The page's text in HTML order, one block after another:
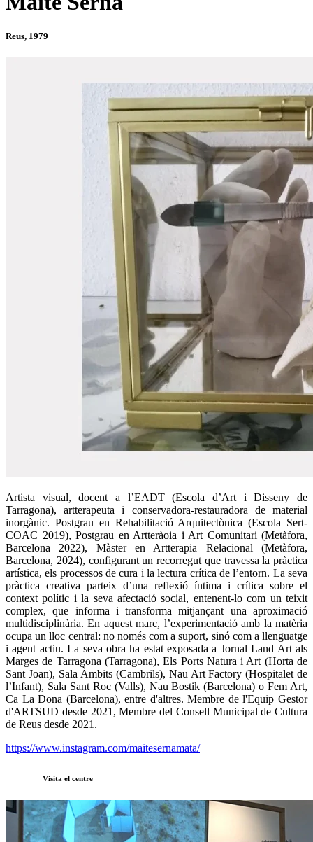
Reus, 1979
Artista visual, docent a l’EADT (Escola d’Art i Disseny de
Tarragona), artterapeuta i conservadora-restauradora de material
inorgànic. Postgrau en Rehabilitació Arquitectònica (Escola Sert-
COAC 2019), Postgrau en Artteràoia i Art Comunitari (Metàfora,
Barcelona 2022), Màster en Artterapia Relacional (Metàfora,
Barcelona, 2024), configurant un recorregut que travessa la pràctica
artística, els processos de cura i la lectura crítica de l’entorn. La seva
pràctica creativa parteix d’una reflexió íntima i crítica sobre el
context polític i la seva afectació social, entenent-lo com un teixit
complex, que informa i transforma mitjançant una aproximació
multidisciplinària. En aquest marc, l’experimentació amb la matèria
ocupa un lloc central: no només com a suport, sinó com a llenguatge
i agent actiu. La seva obra ha estat exposada a Jornal Land Art als
Marges de Tarragona (Tarragona), Els Ports Natura i Art (Horta de
Sant Joan), Sala Àmbits (Cambrils), Nau Art Factory (Hospitalet de
l’Infant), Sala Sant Roc (Valls), Nau Bostik (Barcelona) o Fem Art,
Ca La Dona (Barcelona), entre d'altres. Membre de l'Equip Gestor
d'ARTSUD desde 2021, Membre del Consell Municipal de Cultura
de Reus desde 2021.
https://www.instagram.com/maitesernamata/
Visita el centre